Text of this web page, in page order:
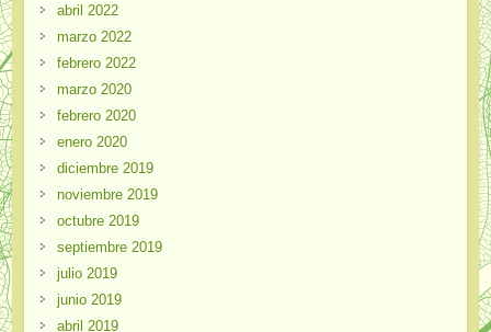
abril 2022
marzo 2022
febrero 2022
marzo 2020
febrero 2020
enero 2020
diciembre 2019
noviembre 2019
octubre 2019
septiembre 2019
julio 2019
junio 2019
abril 2019